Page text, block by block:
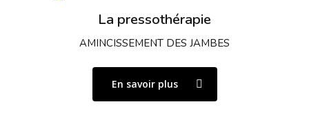
La pressothérapie
AMINCISSEMENT DES JAMBES
En savoir plus